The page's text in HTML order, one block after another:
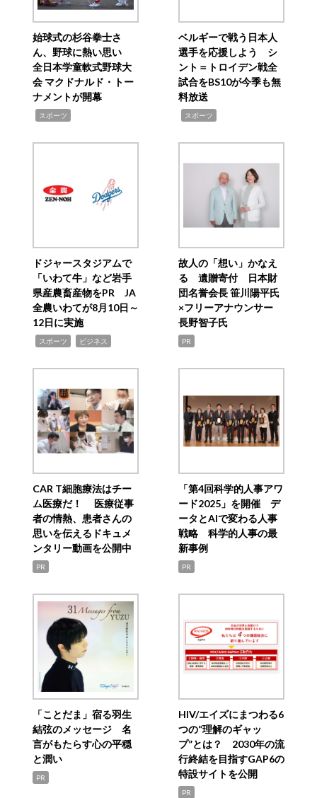
始球式の杉谷拳士さ
ん、野球に熱い思い
全日本学童軟式野球大
会 マクドナルド・トー
ナメントが開幕
スポーツ
ベルギーで戦う日本人
選手を応援しよう シ
ント＝トロイデン戦全
試合をBS10が今季も無
料放送
スポーツ
ドジャースタジアムで
「いわて牛」など岩手
県産農畜産物をPR JA
全農いわてが8月10日～
12日に実施
スポーツ ビジネス
故人の「想い」かなえ
る 遺贈寄付 日本財
団名誉会長 笹川陽平氏
×フリーアナウンサー
長野智子氏
PR
CAR T細胞療法はチー
ム医療だ！ 医療従事
者の情熱、患者さんの
思いを伝えるドキュメ
ンタリー動画を公開中
PR
「第4回科学的人事アワ
ード2025」を開催 デ
ータとAIで変わる人事
戦略 科学的人事の最
新事例
PR
「ことだま」宿る羽生
結弦のメッセージ 名
言がもたらす心の平穏
と潤い
PR
HIV/エイズにまつわる6
つの“理解のギャッ
プ”とは？ 2030年の流
行終結を目指すGAP6の
特設サイトを公開
PR